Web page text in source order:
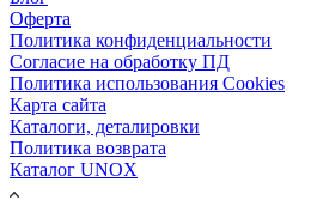
Оферта
Политика конфиденциальности
Согласие на обработку ПД
Политика использования Cookies
Карта сайта
Каталоги, деталировки
Политика возврата
Каталог UNOX